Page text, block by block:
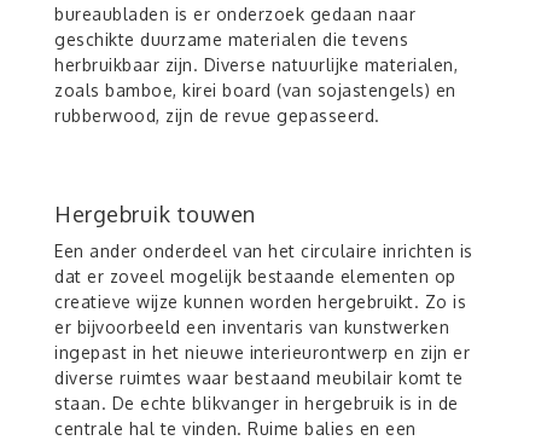
bureaubladen is er onderzoek gedaan naar
geschikte duurzame materialen die tevens
herbruikbaar zijn. Diverse natuurlijke materialen,
zoals bamboe, kirei board (van sojastengels) en
rubberwood, zijn de revue gepasseerd.
Hergebruik touwen
Een ander onderdeel van het circulaire inrichten is
dat er zoveel mogelijk bestaande elementen op
creatieve wijze kunnen worden hergebruikt. Zo is
er bijvoorbeeld een inventaris van kunstwerken
ingepast in het nieuwe interieurontwerp en zijn er
diverse ruimtes waar bestaand meubilair komt te
staan. De echte blikvanger in hergebruik is in de
centrale hal te vinden. Ruime balies en een